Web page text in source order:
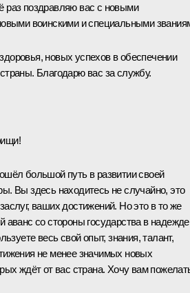
раз поздравляю вас с новыми
воинскими и специальными
новых успехов в обеспечении
Благодарю вас за службу.
большой путь в развитии своей
Вы здесь находитесь не случайно, это
ваших достижений. Но это в то же
аванс со стороны государства в надежде
весь свой опыт, знания, талант,
не менее значимых новых
ждёт от вас страна. Хочу вам